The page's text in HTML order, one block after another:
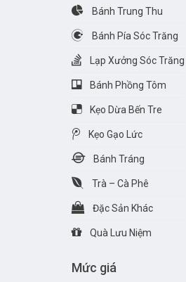
Bánh Trung Thu
Bánh Pía Sóc Trăng
Lạp Xưởng Sóc Trăng
Bánh Phồng Tôm
Kẹo Dừa Bến Tre
Kẹo Gạo Lức
Bánh Tráng
Trà – Cà Phê
Đặc Sản Khác
Quà Lưu Niệm
Mức giá